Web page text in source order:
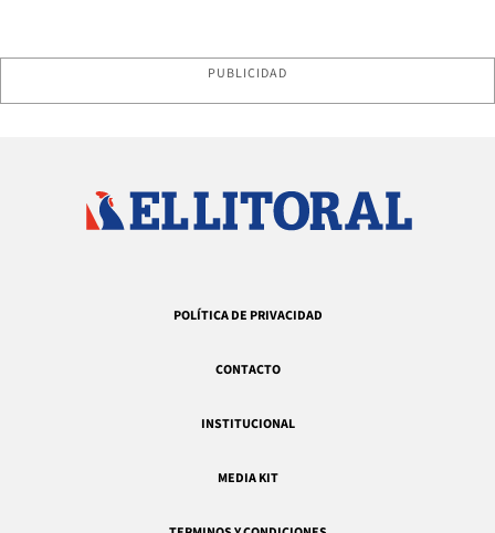
PUBLICIDAD
POLÍTICA DE PRIVACIDAD
CONTACTO
INSTITUCIONAL
MEDIA KIT